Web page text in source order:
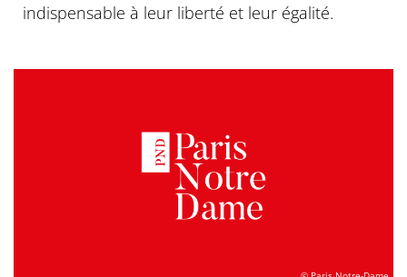
indispensable à leur liberté et leur égalité.